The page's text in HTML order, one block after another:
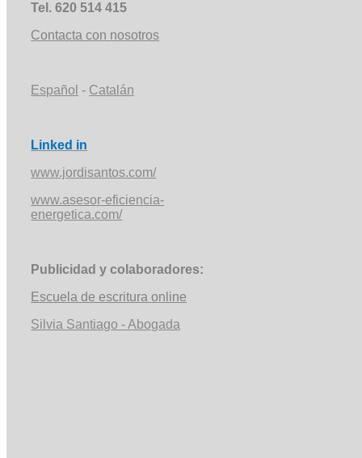
Tel. 620 514 415
Contacta con nosotros
Español - Catalán
Linked in
www.jordisantos.com/
www.asesor-eficiencia-
energetica.com/
Publicidad y colaboradores:
Escuela de escritura online
Silvia Santiago - Abogada